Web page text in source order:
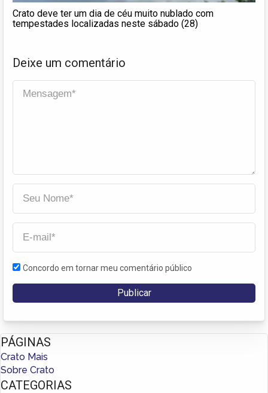
Crato deve ter um dia de céu muito nublado com
tempestades localizadas neste sábado (28)
Deixe um comentário
Concordo em tornar meu comentário público
PÁGINAS
Crato Mais
Sobre Crato
CATEGORIAS